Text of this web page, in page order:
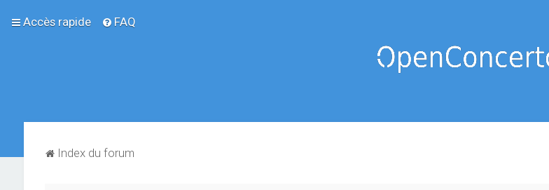
Accès rapide FAQ
Index du forum